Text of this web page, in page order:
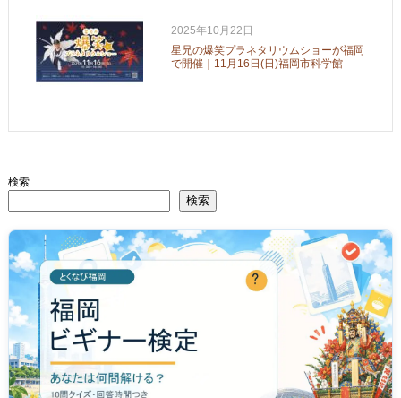
2025年10月22日
星兄の爆笑プラネタリウムショーが福岡
で開催｜11月16日(日)福岡市科学館
検索
検索